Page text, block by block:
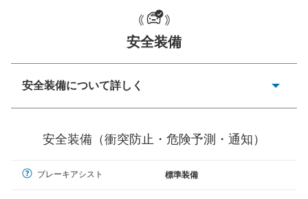
一般的な荷物のサイズの目安
安全装備
安全装備について詳しく
ーキアシスト、ABSなどが装備されています。
見えにくい場所に潜む危険を予測・通知するためのシス
安全装備（衝突防止・危険予測・通知）
ブレーキアシスト 標準装備